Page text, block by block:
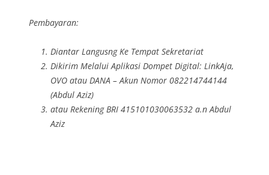
Pembayaran:
Diantar Langusng Ke Tempat Sekretariat
Dikirim Melalui Aplikasi Dompet Digital: LinkAja,
OVO atau DANA – Akun Nomor 082214744144
(Abdul Aziz)
atau Rekening BRI 415101030063532 a.n Abdul
Aziz